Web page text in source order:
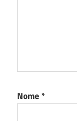
Nome *